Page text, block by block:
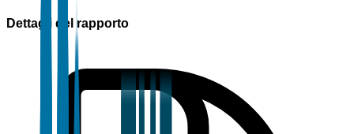
Dettagli del rapporto